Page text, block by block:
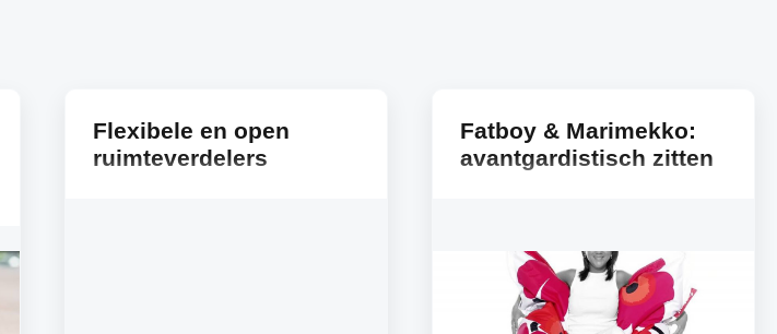
Flexibele en open
ruimteverdelers
Fatboy & Marimekko:
avantgardistisch zitten